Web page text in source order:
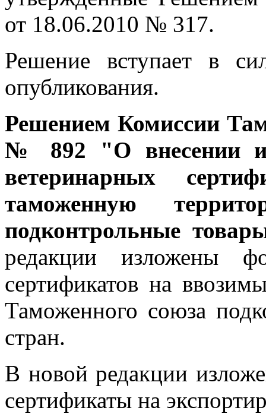
от 18.06.2010 № 317.
Решение вступает в
опубликования.
Решением Комиссии
№ 892 "О внесении
ветеринарных
таможенную
подконтрольные
редакции изложены
сертификатов на
Таможенного союза
стран.
В новой редакции
сертификаты на